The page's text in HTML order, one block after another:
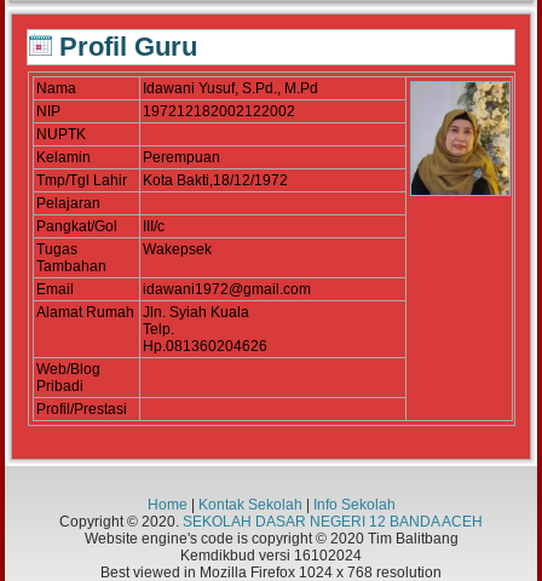
Profil Guru
Nama
Idawani Yusuf, S.Pd., M.Pd
NIP
197212182002122002
NUPTK
Kelamin
Perempuan
Tmp/Tgl Lahir
Kota Bakti,18/12/1972
Pelajaran
Pangkat/Gol
III/c
Tugas
Tambahan
Wakepsek
Email
idawani1972@gmail.com
Alamat Rumah
Jln. Syiah Kuala
Telp.
Hp.081360204626
Web/Blog
Pribadi
Profil/Prestasi
Home Kontak Sekolah
Info Sekolah
Copyright © 2020. SEKOLAH DASAR NEGERI 12 BANDA ACEH
Website engine's code is copyright © 2020 Tim Balitbang
Kemdikbud versi 16102024
Best viewed in Mozilla Firefox 1024 x 768 resolution